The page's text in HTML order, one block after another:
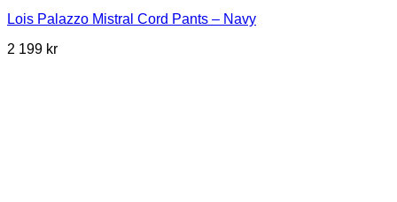
Lois Palazzo Mistral Cord Pants – Navy
2 199 kr